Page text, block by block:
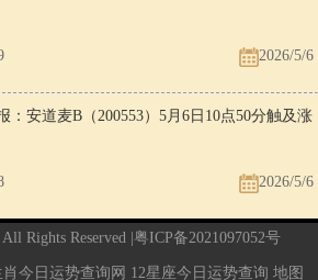
2026/5/6
：安道麦B（200553）5月6日10点50分触及涨
2026/5/6
Rights Reserved | 粤ICP备2021097052号
肖今日运势查询网 12星座今日运势查询 地图